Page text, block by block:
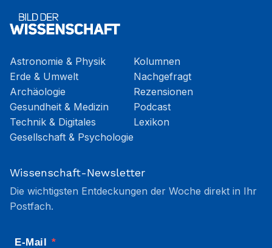
Astronomie & Physik
Erde & Umwelt
Archäologie
Gesundheit & Medizin
Technik & Digitales
Gesellschaft & Psychologie
Kolumnen
Nachgefragt
Rezensionen
Podcast
Lexikon
Wissenschaft-Newsletter
Die wichtigsten Entdeckungen der Woche direkt in Ihr
Postfach.